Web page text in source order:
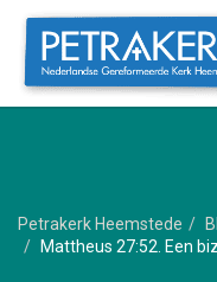
Petrakerk Heemstede
Mattheus 27:52. Een